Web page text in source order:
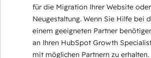
für die Migration Ihrer Website
Neugestaltung. Wenn Sie Hilfe bei
einem geeigneten Partner
an Ihren HubSpot Growth
mit möglichen Partnern zu erhalten.